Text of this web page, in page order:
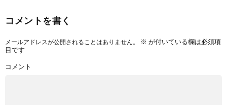
コメントを書く
メールアドレスが公開されることはありません。 ※ が付いている欄は必須項
目です
コメント